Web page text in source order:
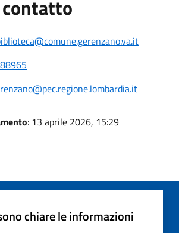
: 13 aprile 2026, 15:29
chiare le informazioni